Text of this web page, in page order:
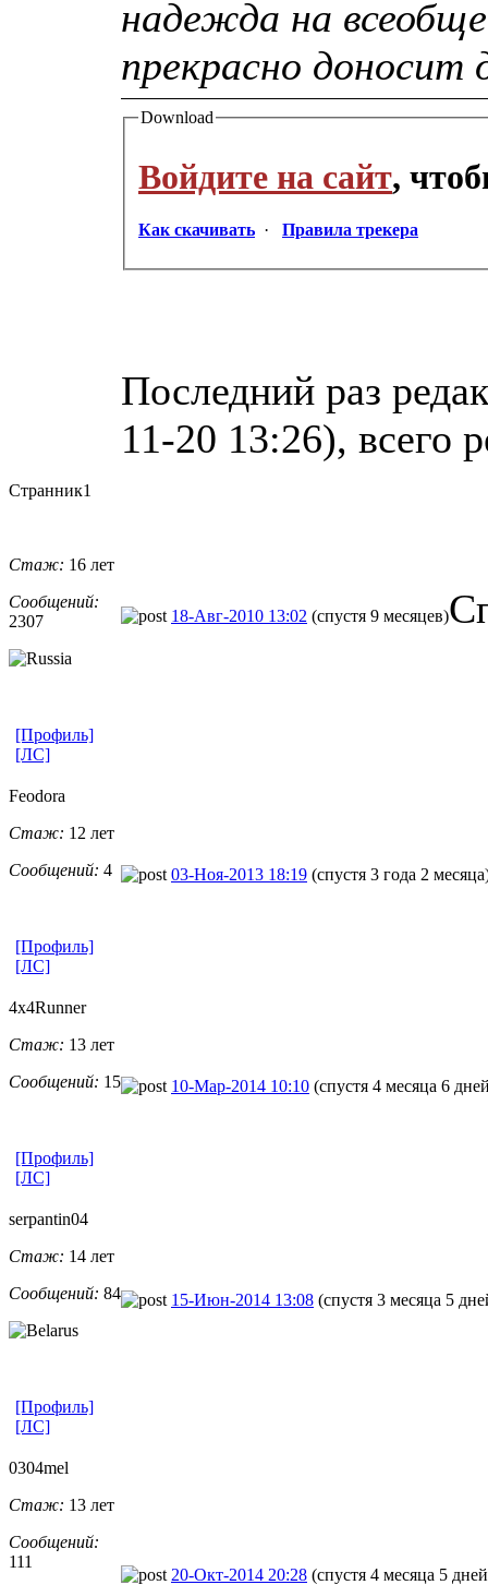
надежда на
прекрасно доносит
Download
Войдите на сайт,
Как скачивать · Правила трекера
Последний раз
11-20 13:26), всего
Странник1
Стаж: 16 лет
Сообщений:
2307
18-Авг-2010 13:02 (спустя 9 месяцев)
[Профиль]
[ЛС]
Feodora
Стаж: 12 лет
Сообщений: 4 03-Ноя-2013 18:19 (спустя 3 года 2
[Профиль]
[ЛС]
4x4Runner
Стаж: 13 лет
Сообщений: 15 10-Мар-2014 10:10 (спустя 4 месяца 6
[Профиль]
[ЛС]
serpantin04
Стаж: 14 лет
Сообщений: 84 15-Июн-2014 13:08 (спустя 3 месяца 5
[Профиль]
[ЛС]
0304mel
Стаж: 13 лет
Сообщений:
111
20-Окт-2014 20:28 (спустя 4 месяца 5